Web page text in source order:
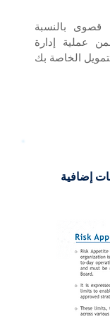
قصوى بالنسبة
عملية إدارة
الخاصة بك
إضافية